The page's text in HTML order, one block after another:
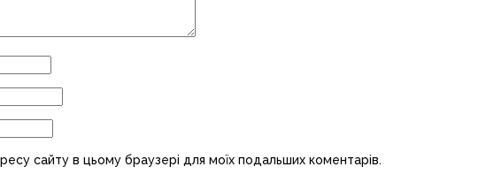
сайту в цьому браузері для моїх подальших коментарів.